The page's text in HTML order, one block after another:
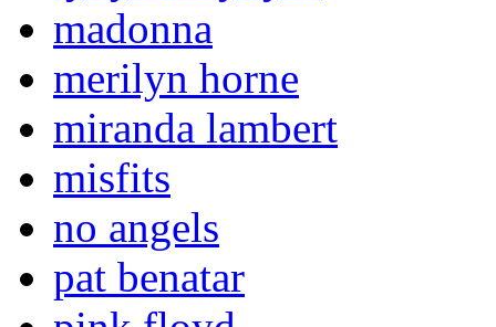
madonna
merilyn horne
miranda lambert
misfits
no angels
pat benatar